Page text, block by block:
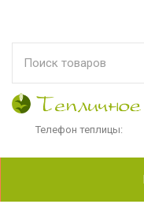
Телефон теплицы: